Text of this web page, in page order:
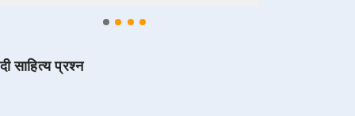
साहित्य प्रश्न